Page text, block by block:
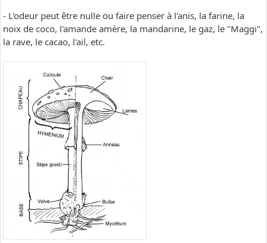
- L'odeur peut être nulle ou faire penser à l'anis, la farine, la
noix de coco, l'amande amère, la mandarine, le gaz, le "Maggi",
la rave, le cacao, l'ail, etc.